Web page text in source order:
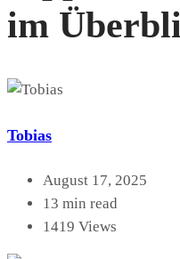
im
Tobias
August 17, 2025
13 min read
1419 Views